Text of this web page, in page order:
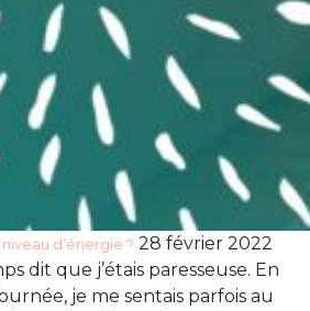
d’énergie ? 28 février 2022
dit que j’étais paresseuse. En
je me sentais parfois au